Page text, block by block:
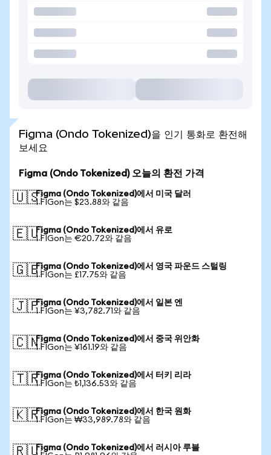
Figma (Ondo Tokenized)을 인기 통화로 환전해
보세요
Figma (Ondo Tokenized) 오늘의 환전 가격
🇺🇸Figma (Ondo Tokenized)에서 미국 달러
1 FIGon는 $23.88와 같음
🇪🇺Figma (Ondo Tokenized)에서 유로
1 FIGon는 €20.72와 같음
🇬🇧Figma (Ondo Tokenized)에서 영국 파운드 스털링
1 FIGon는 £17.75와 같음
🇯🇵Figma (Ondo Tokenized)에서 일본 엔
1 FIGon는 ¥3,782.71와 같음
🇨🇳Figma (Ondo Tokenized)에서 중국 위안화
1 FIGon는 ¥161.19와 같음
🇹🇷Figma (Ondo Tokenized)에서 터키 리라
1 FIGon는 ₺1,136.53와 같음
🇰🇷Figma (Ondo Tokenized)에서 한국 원화
1 FIGon는 ₩33,989.78와 같음
🇷🇺Figma (Ondo Tokenized)에서 러시아 루블